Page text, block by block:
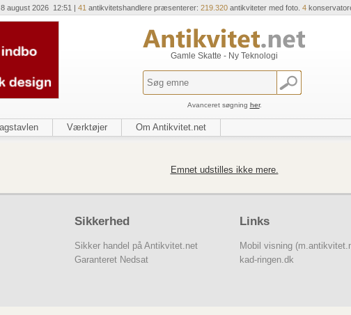
august 2026 12:51 | 41 antikvitetshandlere præsenterer: 219.320antikviteter med foto. 4
Gamle Skatte - Ny Teknologi
Avanceret søgning her.
Værktøjer Om Antikvitet.net
Emnet udstilles ikke mere.
Sikkerhed
Sikker handel på Antikvitet.net
Garanteret Nedsat
Links
Mobil visning
kad-ringen.dk